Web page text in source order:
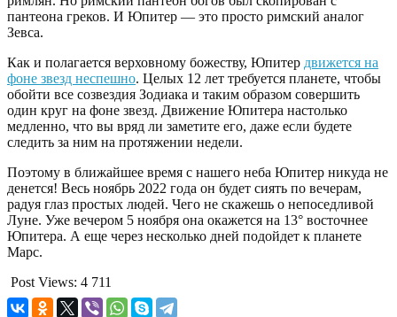
пантеона греков. И Юпитер — это просто римский аналог
Зевса.
Как и полагается верховному божеству, Юпитер движется на
фоне звезд неспешно. Целых 12 лет требуется планете, чтобы
обойти все созвездия Зодиака и таким образом совершить
один круг на фоне звезд. Движение Юпитера настолько
медленно, что вы вряд ли заметите его, даже если будете
следить за ним на протяжении недели.
Поэтому в ближайшее время с нашего неба Юпитер никуда не
денется! Весь ноябрь 2022 года он будет сиять по вечерам,
радуя глаз простых людей. Чего не скажешь о непоседливой
Луне. Уже вечером 5 ноября она окажется на 13° восточнее
Юпитера. А еще через несколько дней подойдет к планете
Марс.
Post Views: 4 711